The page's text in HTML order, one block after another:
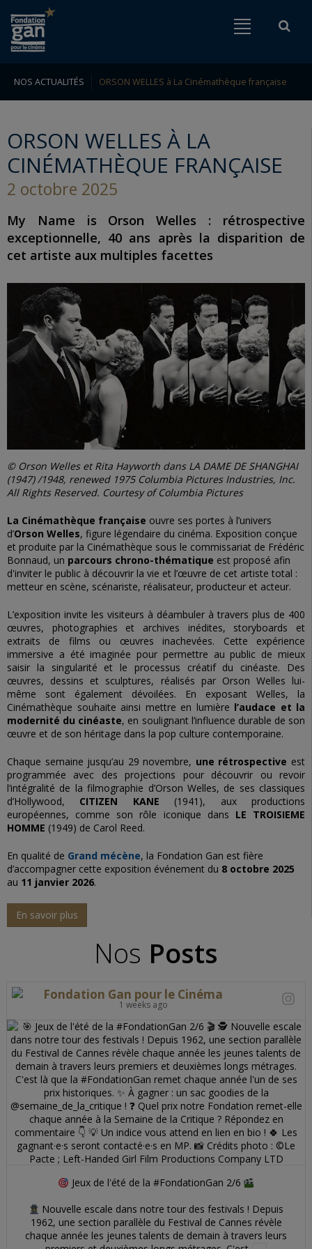
Go to content
Fondation
gan
pour
le
cinéma
Rechercher
NOS ACTUALITÉS ORSON WELLES à La Cinémathèque française
ORSON WELLES À LA
CINÉMATHÈQUE FRANÇAISE
2 octobre 2025
My Name is Orson Welles : rétrospective
exceptionnelle, 40 ans après la disparition de
cet artiste aux multiples facettes
© Orson Welles et Rita Hayworth dans LA DAME DE SHANGHAI
(1947) /1948, renewed 1975 Columbia Pictures Industries, Inc.
All Rights Reserved. Courtesy of Columbia Pictures
La Cinémathèque française ouvre ses portes à l’univers
d’Orson Welles, figure légendaire du cinéma. Exposition conçue
et produite par la Cinémathèque sous le commissariat de Frédéric
Bonnaud, un parcours chrono-thématique est proposé afin
d'inviter le public à découvrir la vie et l’œuvre de cet artiste total :
metteur en scène, scénariste, réalisateur, producteur et acteur.
L’exposition invite les visiteurs à déambuler à travers plus de 400
œuvres, photographies et archives inédites, storyboards et
extraits de films ou œuvres inachevées. Cette expérience
immersive a été imaginée pour permettre au public de mieux
saisir la singularité et le processus créatif du cinéaste. Des
œuvres, dessins et sculptures, réalisés par Orson Welles lui-
même sont également dévoilées. En exposant Welles, la
Cinémathèque souhaite ainsi mettre en lumière l’audace et la
modernité du cinéaste, en soulignant l’influence durable de son
œuvre et de son héritage dans la pop culture contemporaine.
Chaque semaine jusqu’au 29 novembre, une rétrospective est
programmée avec des projections pour découvrir ou revoir
l’intégralité de la filmographie d’Orson Welles, de ses classiques
d’Hollywood, CITIZEN KANE (1941), aux productions
européennes, comme son rôle iconique dans LE TROISIEME
HOMME (1949) de Carol Reed.
En qualité de Grand mécène, la Fondation Gan est fière
d’accompagner cette exposition événement du 8 octobre 2025
au 11 janvier 2026.
En savoir plus
Nos Posts
Fondation Gan pour le Cinéma
1 weeks ago
Jeux de l'été de la #FondationGan 2/6
Nouvelle escale dans notre tour des festivals ! Depuis
1962, une section parallèle du Festival de Cannes révèle
chaque année les jeunes talents de demain à travers leurs